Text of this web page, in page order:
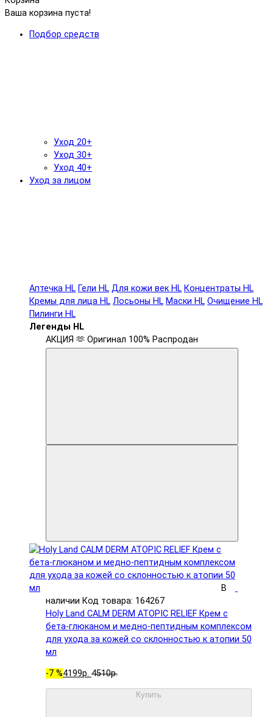
Ваша корзина пуста!
Подбор средств
Уход 20+
Уход 30+
Уход 40+
Уход за лицом
Аптечка HL Гели HL Для кожи век HL Концентраты HL
Кремы для лица HL Лосьоны HL Маски HL Очищение HL
Пилинги HL
Легенды HL
АКЦИЯ 🫶 Оригинал 100% Распродан
В
наличии Код товара: 164267
Holy Land CALM DERM ATOPIC RELIEF Крем с
бета-глюканом и медно-пептидным комплексом
для ухода за кожей со склонностью к атопии 50
мл
-7 %4199р. 4510р.
Купить